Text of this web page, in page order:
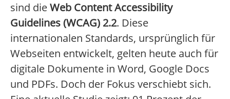
sind dieWeb Content Accessibility
Guidelines (WCAG) 2.2. Diese
internationalen Standards, ursprünglich für
Webseiten entwickelt, gelten heute auch für
digitale Dokumente in Word, Google Docs
und PDFs. Doch der Fokus verschiebt sich.